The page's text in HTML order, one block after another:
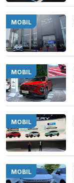
MOBIL
MOBIL
MOBIL
MOBIL